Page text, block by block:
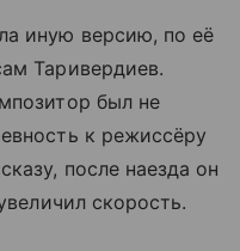
иную версию, по её
Таривердиев.
был не
к режиссёру
после наезда он
скорость.